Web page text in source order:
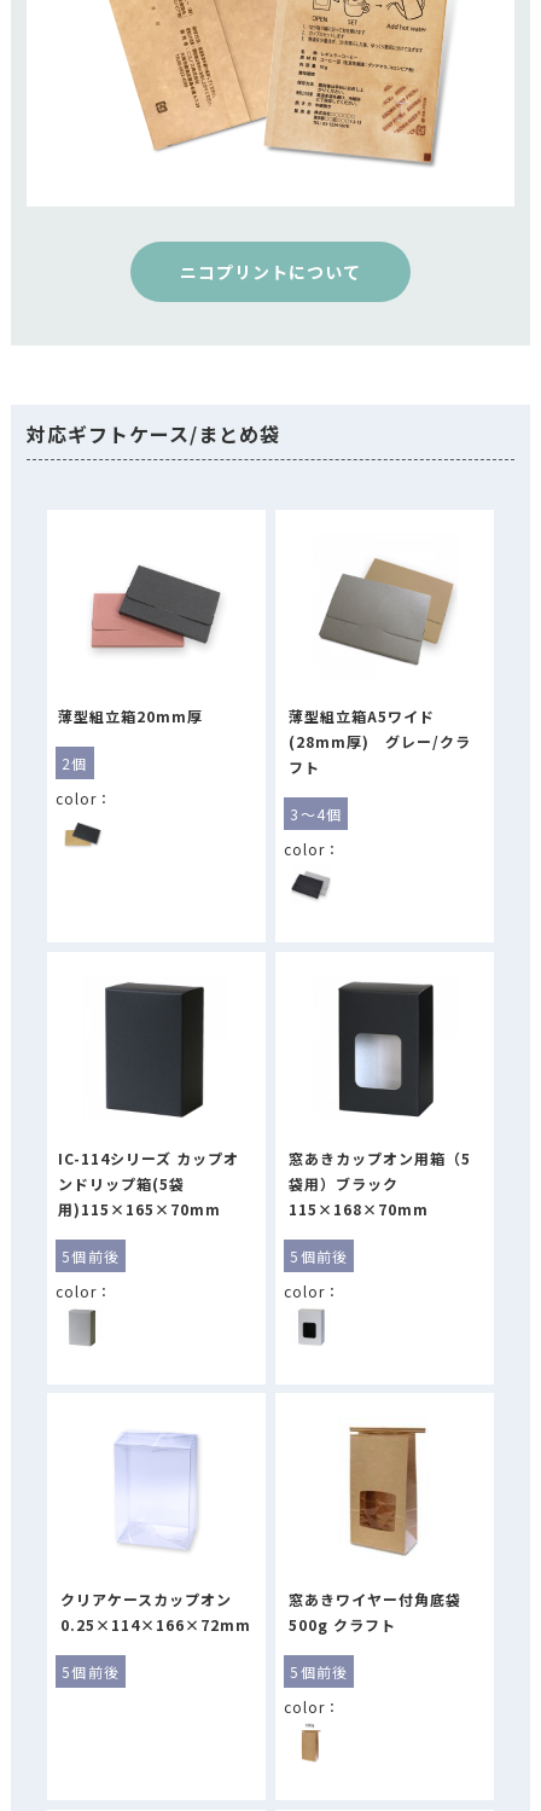
ニコプリントについて
対応ギフトケース/まとめ袋
薄型組立箱20mm厚
2個
薄型組立箱A5ワイド
(28mm厚) グレー/クラ
フト
3～4個
IC-114シリーズ カップオ
ンドリップ箱(5袋
用)115×165×70mm
5個前後
窓あきカップオン用箱（5
袋用）ブラック
115×168×70mm
5個前後
クリアケースカップオン
0.25×114×166×72mm
5個前後
窓あきワイヤー付角底袋
500g クラフト
5個前後